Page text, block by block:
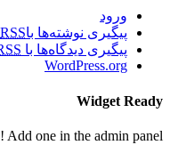
ورود
پیگیری نوشته‌ها باRSS
پیگیری دیدگاه‌ها با
WordPress.org
Widget Ready
one in the admin panel.